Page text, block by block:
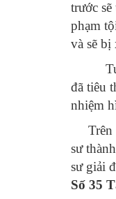
trước
phạm
và sẽ
Tuy
đã tiêu
nhiệm
Trên
sư
sư giải
Số 35